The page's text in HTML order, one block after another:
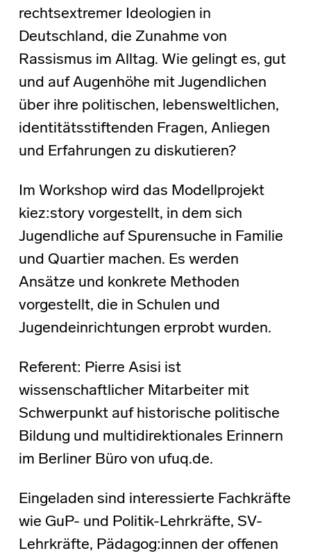
rechtsextremer Ideologien in
Deutschland, die Zunahme von
Rassismus im Alltag. Wie gelingt es, gut
und auf Augenhöhe mit Jugendlichen
über ihre politischen, lebensweltlichen,
identitätsstiftenden Fragen, Anliegen
und Erfahrungen zu diskutieren?
Im Workshop wird das Modellprojekt
kiez:story vorgestellt, in dem sich
Jugendliche auf Spurensuche in Familie
und Quartier machen. Es werden
Ansätze und konkrete Methoden
vorgestellt, die in Schulen und
Jugendeinrichtungen erprobt wurden.
Referent: Pierre Asisi ist
wissenschaftlicher Mitarbeiter mit
Schwerpunkt auf historische politische
Bildung und multidirektionales Erinnern
im Berliner Büro von ufuq.de.
Eingeladen sind interessierte Fachkräfte
wie GuP- und Politik-Lehrkräfte, SV-
Lehrkräfte, Pädagog:innen der offenen